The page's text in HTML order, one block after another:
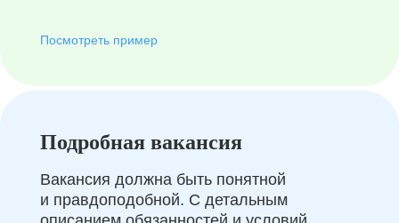
Посмотреть пример
Подробная вакансия
Вакансия должна быть понятной
и правдоподобной. С детальным